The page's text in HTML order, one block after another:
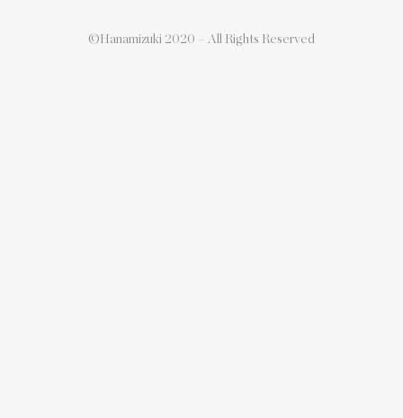
©Hanamizuki 2020 – All Rights Reserved